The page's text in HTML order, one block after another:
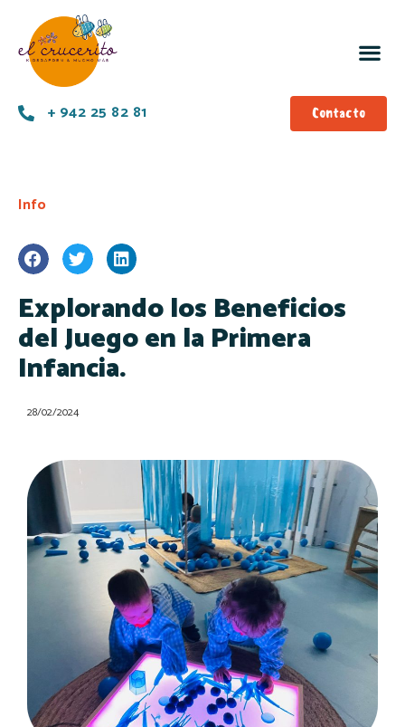
+ 942 25 82 81 Contacto
Info
Explorando los Beneficios
del Juego en la Primera
Infancia.
28/02/2024